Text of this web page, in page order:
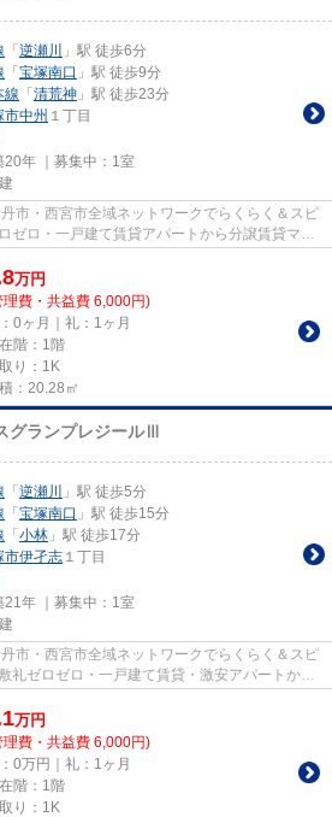
「 逆瀬川
」駅 徒歩6分
「 宝塚南口 」駅 徒歩9分
線 「 清荒神 」駅 徒歩23分
市中州 １丁目
年 ｜募集中： 1室
市・西宮市全域ネットワークでらくらく＆スピ
ゼロ・一戸建て賃貸アパートから分譲賃貸マン
万円
理費・共益費 6,000円)
0ヶ月｜礼：1ヶ月
階：1階
り：1K
：20.28㎡
グランプレジールⅢ
「 逆瀬川
」駅 徒歩5分
「 宝塚南口 」駅 徒歩15分
「 小林 」駅 徒歩17分
市伊孑志 １丁目
年 ｜募集中： 1室
市・西宮市全域ネットワークでらくらく＆スピ
礼ゼロゼロ・一戸建て賃貸・激安アパートから
万円
理費・共益費 6,000円)
0万円｜礼：1ヶ月
階：1階
り：1K